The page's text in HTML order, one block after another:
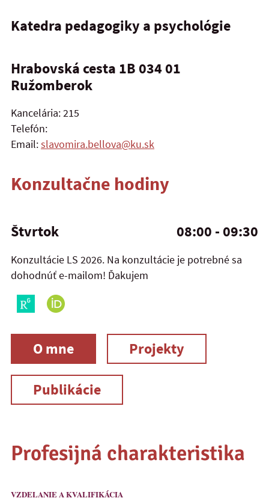
Katedra pedagogiky a psychológie
Hrabovská cesta 1B 034 01
Ružomberok
Kancelária: 215
Telefón:
Email:slavomira.bellova@ku.sk
Konzultačne hodiny
Štvrtok 08:00 - 09:30
Konzultácie LS 2026. Na konzultácie je potrebné sa
dohodnúť e-mailom! Ďakujem
O mne Projekty
Publikácie
Profesijná charakteristika
VZDELANIE A KVALIFIKÁCIA